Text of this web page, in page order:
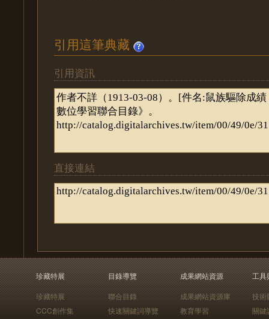
引用這筆典藏
引用資訊
直接連結
珍藏特展
珍藏特展
CCC創作集
目錄導覽
聯合目錄
快速關鍵詞導覽
成果網站資源
成果網站資源庫
教育學習
工具
技術
關鍵